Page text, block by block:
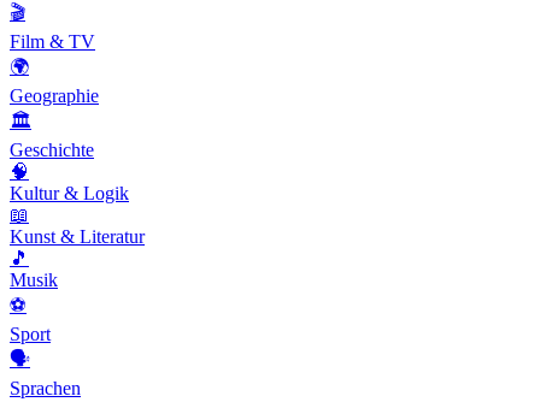
🎬
Film & TV
🌍
Geographie
🏛️
Geschichte
🧠
Kultur & Logik
📖
Kunst & Literatur
🎵
Musik
⚽
Sport
🗣️
Sprachen